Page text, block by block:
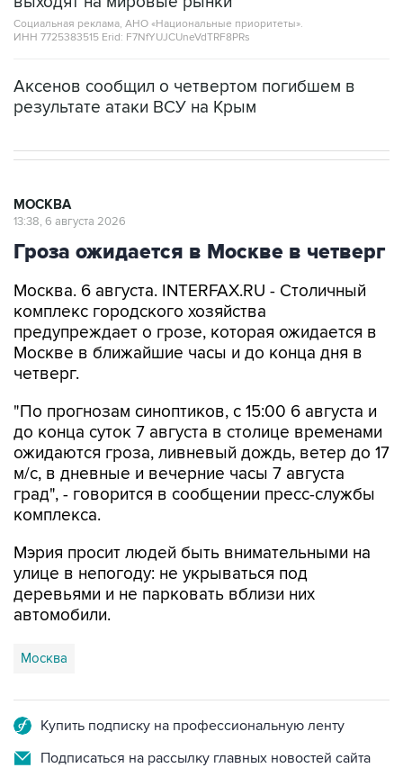
Социальная реклама, АНО «Национальные приоритеты».
ИНН 7725383515 Erid: F7NfYUJCUneVdTRF8PRs
Аксенов сообщил о четвертом погибшем в
результате атаки ВСУ на Крым
МОСКВА
13:38, 6 августа 2026
Гроза ожидается в Москве в четверг
Москва. 6 августа. INTERFAX.RU - Столичный
комплекс городского хозяйства
предупреждает о грозе, которая ожидается в
Москве в ближайшие часы и до конца дня в
четверг.
"По прогнозам синоптиков, с 15:00 6 августа и
до конца суток 7 августа в столице временами
ожидаются гроза, ливневый дождь, ветер до 17
м/с, в дневные и вечерние часы 7 августа
град", - говорится в сообщении пресс-службы
комплекса.
Мэрия просит людей быть внимательными на
улице в непогоду: не укрываться под
деревьями и не парковать вблизи них
автомобили.
Москва
Купить подписку на профессиональную ленту
Подписаться на рассылку главных новостей сайта